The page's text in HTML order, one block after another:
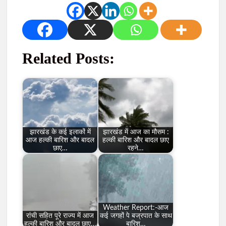
Related Posts:
झारखंड के कई इलाकों में
आज हल्की बारिश और बादल
छाए…
झारखंड में आज का मौसम :
हल्की बारिश और बादल छाए
रहने…
रांची सहित पूरे राज्य में आज
हल्की बारिश और बादल छाए…
Weather Report:-आज
कई जगहों पे बज्रपात के साथ
बारिश…